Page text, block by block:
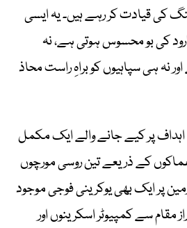
کی قیادت کر رہے ہیں۔ یہ ایسی
کی بو محسوس ہوتی ہے، نہ
نہ ہی سپاہیوں کو براہِ راست محاذ
پر کیے جانے والے ایک مکمل
کے ذریعے تین روسی مورچوں
پر ایک بھی یوکرینی فوجی موجود
مقام سے کمپیوٹر اسکرینوں اور